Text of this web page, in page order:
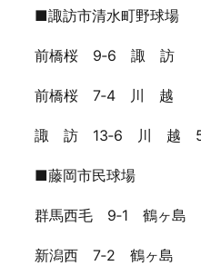
■諏訪市清水町野球場
前橋桜 9‐6 諏 訪
前橋桜 7‐4 川 越
諏 訪 13‐6 川 越
■藤岡市民球場
群馬西毛 9‐1 鶴ヶ島
新潟西 7‐2 鶴ヶ島